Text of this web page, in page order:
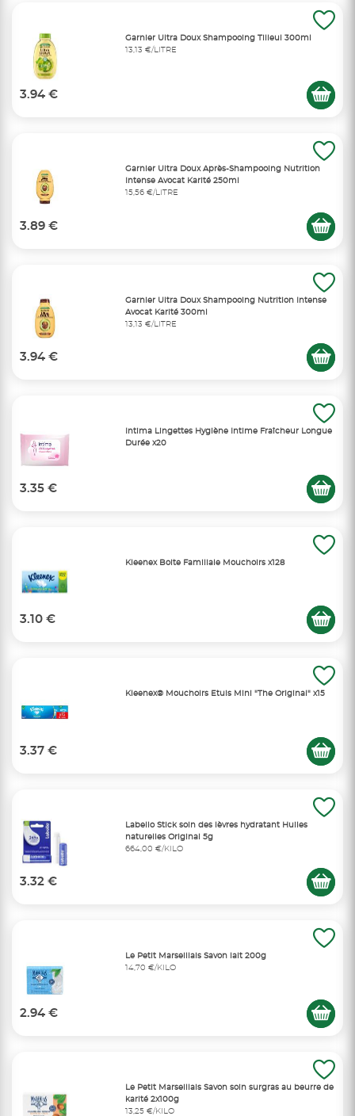
Garnier Ultra Doux Shampooing Tilleul 300ml
13,13 €/LITRE
3.94 €
Garnier Ultra Doux Après-Shampooing Nutrition
Intense Avocat Karité 250ml
15,56 €/LITRE
3.89 €
Garnier Ultra Doux Shampooing Nutrition Intense
Avocat Karité 300ml
13,13 €/LITRE
3.94 €
Intima Lingettes Hygiène Intime Fraîcheur Longue
Durée x20
3.35 €
Kleenex Boite Familiale Mouchoirs x128
3.10 €
Kleenex® Mouchoirs Etuis Mini "The Original" x15
3.37 €
Labello Stick soin des lèvres hydratant Huiles
naturelles Original 5g
664,00 €/KILO
3.32 €
Le Petit Marseillais Savon lait 200g
14,70 €/KILO
2.94 €
Le Petit Marseillais Savon soin surgras au beurre de
karité 2x100g
13,25 €/KILO